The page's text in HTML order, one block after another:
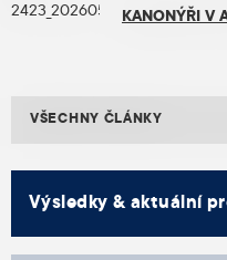
KANONÝŘI V
VŠECHNY ČLÁNKY
Výsledky & aktuální